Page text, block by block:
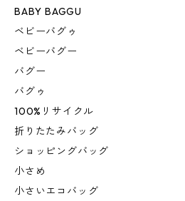
BABY BAGGU
ベビーバグゥ
ベビーバグー
バグー
バグゥ
100%リサイクル
折りたたみバッグ
ショッピングバッグ
小さめ
小さいエコバッグ